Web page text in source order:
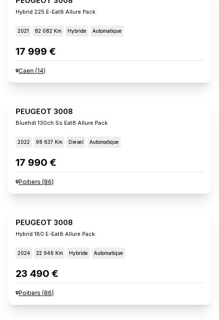
Hybrid 225 E-Eat8 Allure Pack
2021 82 082 Km Hybride Automatique
17 999 €
Caen (14)
PEUGEOT 3008
Bluehdi 130ch Ss Eat8 Allure Pack
2022 98 637 Km Diesel Automatique
17 990 €
Poitiers (86)
PEUGEOT 3008
Hybrid 180 E-Eat8 Allure Pack
2024 22 946 Km Hybride Automatique
23 490 €
Poitiers (86)